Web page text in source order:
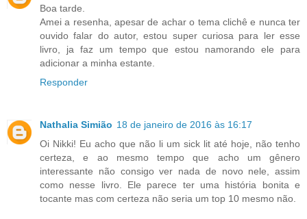
Boa tarde.
Amei a resenha, apesar de achar o tema clichê e nunca ter
ouvido falar do autor, estou super curiosa para ler esse
livro, ja faz um tempo que estou namorando ele para
adicionar a minha estante.
Responder
Nathalia Simião 18 de janeiro de 2016 às 16:17
Oi Nikki! Eu acho que não li um sick lit até hoje, não tenho
certeza, e ao mesmo tempo que acho um gênero
interessante não consigo ver nada de novo nele, assim
como nesse livro. Ele parece ter uma história bonita e
tocante mas com certeza não seria um top 10 mesmo não.